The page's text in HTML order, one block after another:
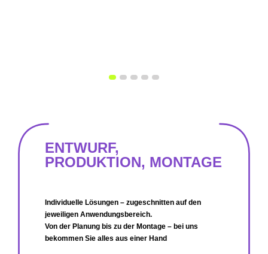
ENTWURF,
PRODUKTION, MONTAGE
Individuelle Lösungen – zugeschnitten auf den
jeweiligen Anwendungsbereich.
Von der Planung bis zu der Montage – bei uns
bekommen Sie alles aus einer Hand